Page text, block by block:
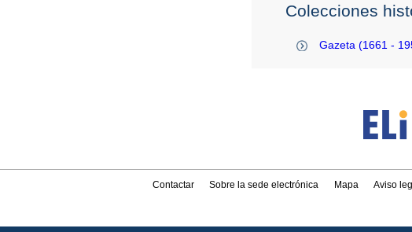
Colecciones
Gazeta (1661 -
Contactar Sobre la sede electrónica Mapa Aviso